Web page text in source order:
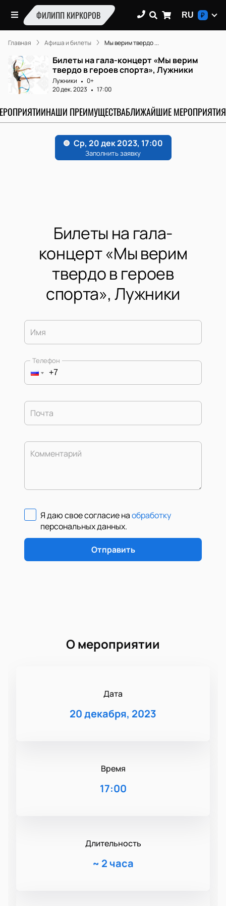
ФИЛИПП КИРКОРОВ RU ₽
Главная Афиша и билеты Мы верим твердо ...
Билеты на гала-концерт «Мы верим
твердо в героев спорта», Лужники
Лужники
0+
20 дек. 2023
17:00
НАШИ ПРЕИМУЩЕСТВАБЛИЖАЙШИЕ МЕРОПРИЯТИЯ
Билеты на гала-
концерт «Мы верим
твердо в героев
спорта», Лужники
Имя
Телефон
Почта
Комментарий
Я даю свое согласие наобработку
персональных данных.
Отправить
О мероприятии
Дата
20 декабря, 2023
Время
17:00
Длительность
~ 2 часа